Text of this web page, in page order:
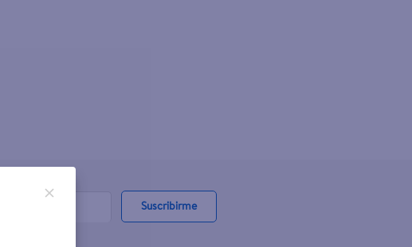
Suscribirme